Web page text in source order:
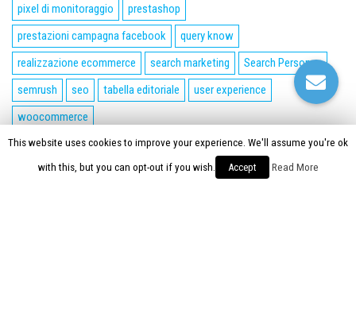
pixel di monitoraggio
prestashop
prestazioni campagna facebook
query know
realizzazione ecommerce
search marketing
Search Personas
semrush
seo tabella editoriale
user experience
woocommerce
Proudly powered byWordPress |Tema:Envo Magazine
This website uses cookies to improve your experience. We'll assume you're ok
with this, but you can opt-out if you wish. Accept Read More